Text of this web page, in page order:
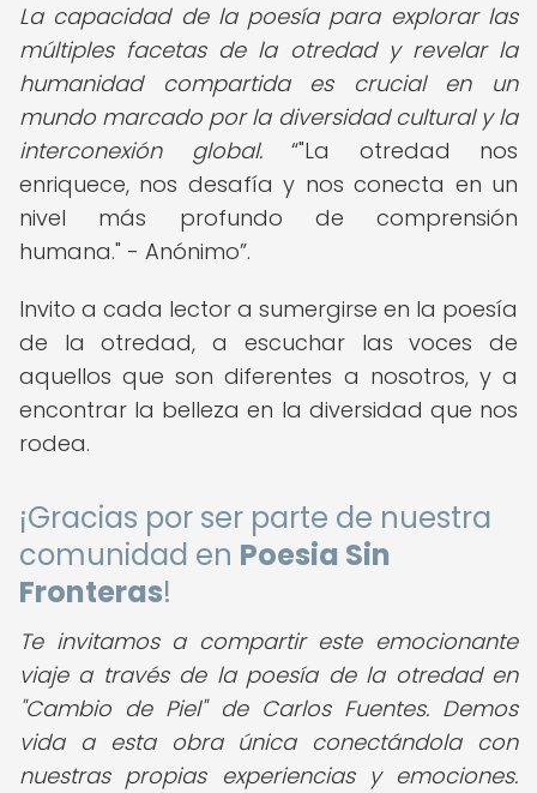
La capacidad de la poesía para explorar las
múltiples facetas de la otredad y revelar la
humanidad compartida es crucial en un
mundo marcado por la diversidad cultural y la
interconexión global.
"La otredad nos
enriquece, nos desafía y nos conecta en un
nivel más profundo de comprensión
humana." - Anónimo .
Invito a cada lector a sumergirse en la poesía
de la otredad, a escuchar las voces de
aquellos que son diferentes a nosotros, y a
encontrar la belleza en la diversidad que nos
rodea.
¡Gracias por ser parte de nuestra
comunidad en Poesia Sin
Fronteras!
Te invitamos a compartir este emocionante
viaje a través de la poesía de la otredad en
"Cambio de Piel" de Carlos Fuentes. Demos
vida a esta obra única conectándola con
nuestras propias experiencias y emociones.